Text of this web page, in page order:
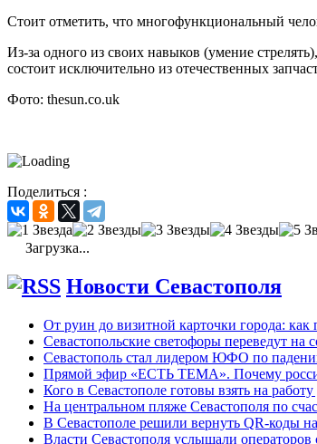
Стоит отметить, что многофункциональный
Из-за одного из своих навыков (умение
состоит исключительно из отечественных
Фото: thesun.co.uk
Поделиться :
Загрузка...
Новости Севастополя
От руин до визитной карточки города:
Севастопольские светофоры переведут на
Севастополь стал лидером ЮФО по
Прямой эфир «ЕСТЬ ТЕМА». Почему
Кого в Севастополе готовы взять на
На центральном пляже Севастополя по
В Севастополе решили вернуть QR-коды
Власти Севастополя услышали операторов